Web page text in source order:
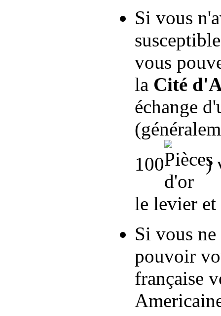
Si vous
vous
la Cité
échange
100
)
le levier
Si vous
pouvoir
française